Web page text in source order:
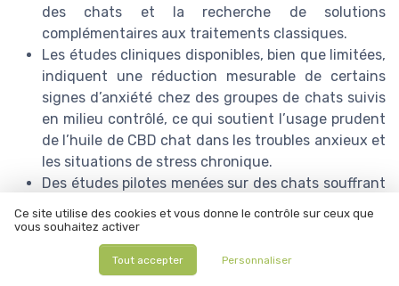
des chats et la recherche de solutions
complémentaires aux traitements classiques.
Les études cliniques disponibles, bien que limitées,
indiquent une réduction mesurable de certains
signes d’anxiété chez des groupes de chats suivis
en milieu contrôlé, ce qui soutient l’usage prudent
de l’huile de CBD chat dans les troubles anxieux et
les situations de stress chronique.
Des études pilotes menées sur des chats souffrant
amélioration de la mobilité et du confort,
soulignant le potentiel du cannabidiol comme
complément dans la prise en charge de la douleur,
Ce site utilise des cookies et vous donne le contrôle sur ceux que
vous souhaitez activer
Tout accepter Personnaliser